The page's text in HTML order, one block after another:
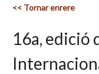
<< Tornar enrere
16a, edició